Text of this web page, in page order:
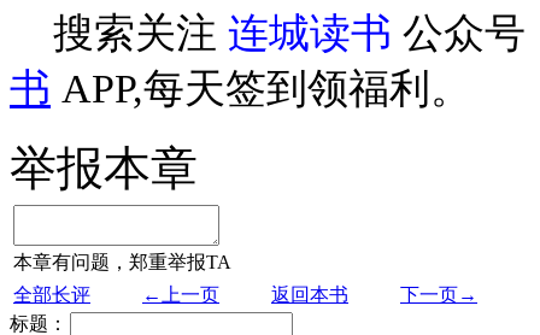
搜索关注 连城读书 公众号
书 APP,每天签到领福利。
举报本章
本章有问题，郑重举报TA
全部长评
←上一页 返回本书
下一页→
标题：